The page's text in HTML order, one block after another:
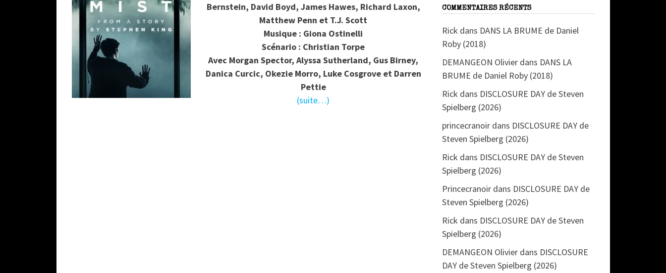
Bernstein, David Boyd, James Hawes, Richard Laxon,
Matthew Penn et T.J. Scott
Musique : Giona Ostinelli
Scénario : Christian Torpe
Avec Morgan Spector, Alyssa Sutherland, Gus Birney,
Danica Curcic, Okezie Morro, Luke Cosgrove et Darren
Pettie
(suite…)
COMMENTAIRES RÉCENTS
Rick dans DANS LA BRUME de Daniel
Roby (2018)
DEMANGEON Olivier dans DANS LA
BRUME de Daniel Roby (2018)
Rick dans DISCLOSURE DAY de Steven
Spielberg (2026)
princecranoir dans DISCLOSURE DAY de
Steven Spielberg (2026)
Rick dans DISCLOSURE DAY de Steven
Spielberg (2026)
Princecranoir dans DISCLOSURE DAY de
Steven Spielberg (2026)
Rick dans DISCLOSURE DAY de Steven
Spielberg (2026)
DEMANGEON Olivier dans DISCLOSURE
DAY de Steven Spielberg (2026)